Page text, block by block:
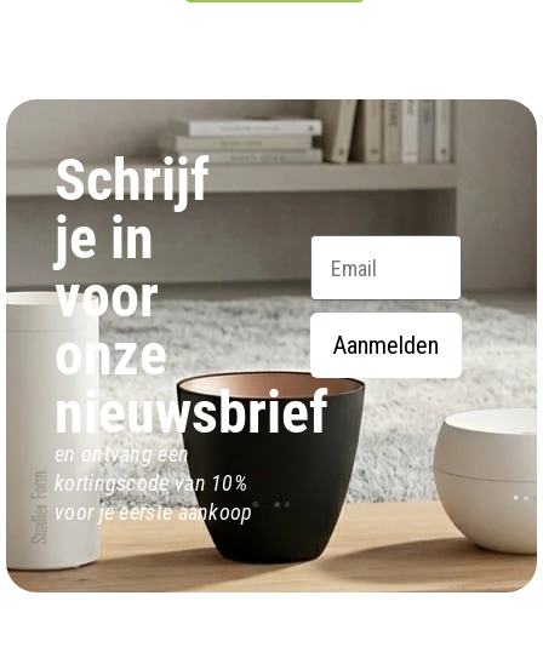
Schrijf
je in
voor
onze
nieuwsbrief
en ontvang een
kortingscode van 10%
voor je eerste aankoop
Email
Aanmelden